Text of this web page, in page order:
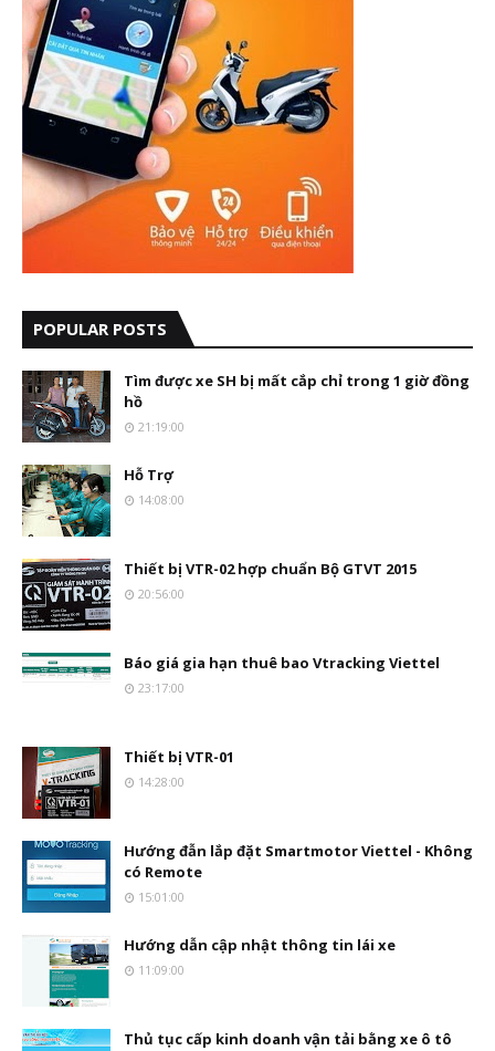
POPULAR POSTS
Tìm được xe SH bị mất cắp chỉ trong 1 giờ đồng
hồ
21:19:00
Hỗ Trợ
14:08:00
Thiết bị VTR-02 hợp chuẩn Bộ GTVT 2015
20:56:00
Báo giá gia hạn thuê bao Vtracking Viettel
23:17:00
Thiết bị VTR-01
14:28:00
Hướng đẫn lắp đặt Smartmotor Viettel - Không
có Remote
15:01:00
Hướng dẫn cập nhật thông tin lái xe
11:09:00
Thủ tục cấp kinh doanh vận tải bằng xe ô tô